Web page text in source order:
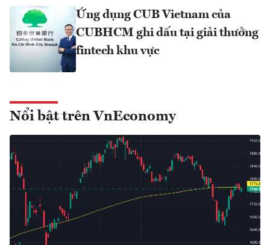
Ứng dụng CUB Vietnam của
CUBHCM ghi dấu tại giải thưởng
fintech khu vực
Nổi bật trên VnEconomy